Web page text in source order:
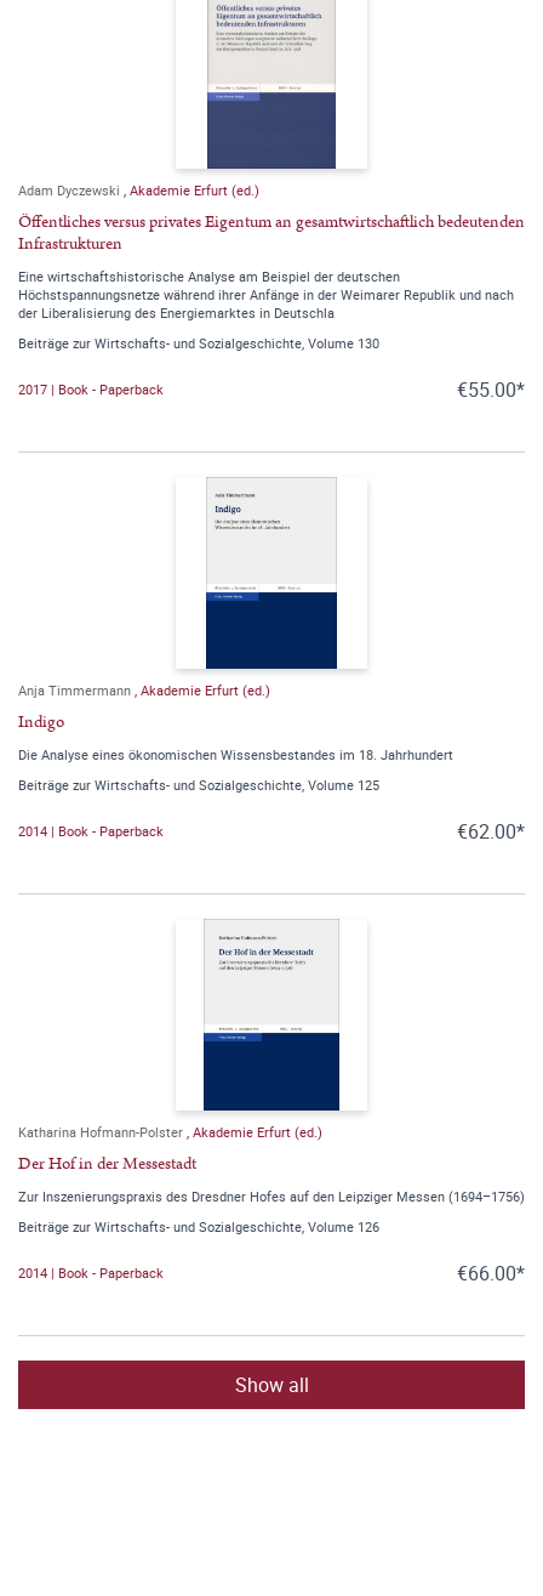
Adam Dyczewski Akademie Erfurt (ed.)
Öffentliches versus privates Eigentum an gesamtwirtschaftlich bedeutenden
Infrastrukturen
Eine wirtschaftshistorische Analyse am Beispiel der deutschen
Höchstspannungsnetze während ihrer Anfänge in der Weimarer Republik und nach
der Liberalisierung des Energiemarktes in Deutschla
Beiträge zur Wirtschafts- und Sozialgeschichte, Volume 130
2017 | Book - Paperback €55.00*
Anja Timmermann Akademie Erfurt (ed.)
Indigo
Die Analyse eines ökonomischen Wissensbestandes im 18. Jahrhundert
Beiträge zur Wirtschafts- und Sozialgeschichte, Volume 125
2014 | Book - Paperback €62.00*
Katharina Hofmann-Polster Akademie Erfurt (ed.)
Der Hof in der Messestadt
Zur Inszenierungspraxis des Dresdner Hofes auf den Leipziger Messen (1694–1756)
Beiträge zur Wirtschafts- und Sozialgeschichte, Volume 126
2014 | Book - Paperback €66.00*
Show all